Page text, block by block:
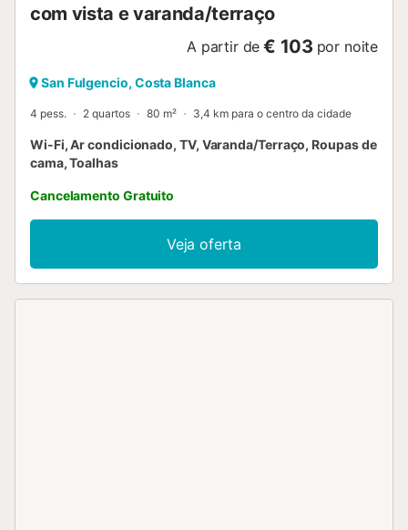
com vista e varanda/terraço
A partir de € 103 por noite
San Fulgencio, Costa Blanca
4 pess. 2 quartos 80 m² 3,4 km para o centro da cidade
Wi-Fi, Ar condicionado, TV, Varanda/Terraço, Roupas de
cama, Toalhas
Cancelamento Gratuito
Veja oferta